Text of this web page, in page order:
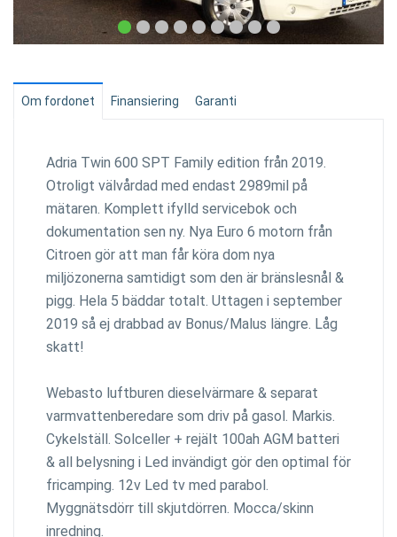
Om fordonet Finansiering Garanti
Adria Twin 600 SPT Family edition från 2019.
Otroligt välvårdad med endast 2989mil på
mätaren. Komplett ifylld servicebok och
dokumentation sen ny. Nya Euro 6 motorn från
Citroen gör att man får köra dom nya
miljözonerna samtidigt som den är bränslesnål &
pigg. Hela 5 bäddar totalt. Uttagen i september
2019 så ej drabbad av Bonus/Malus längre. Låg
skatt!
Webasto luftburen dieselvärmare & separat
varmvattenberedare som driv på gasol. Markis.
Cykelställ. Solceller + rejält 100ah AGM batteri
& all belysning i Led invändigt gör den optimal för
fricamping. 12v Led tv med parabol.
Myggnätsdörr till skjutdörren. Mocca/skinn
inredning.